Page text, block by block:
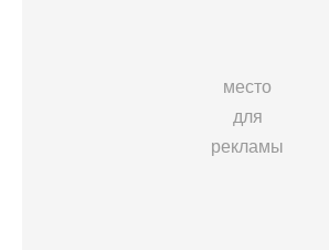
место
для
рекламы